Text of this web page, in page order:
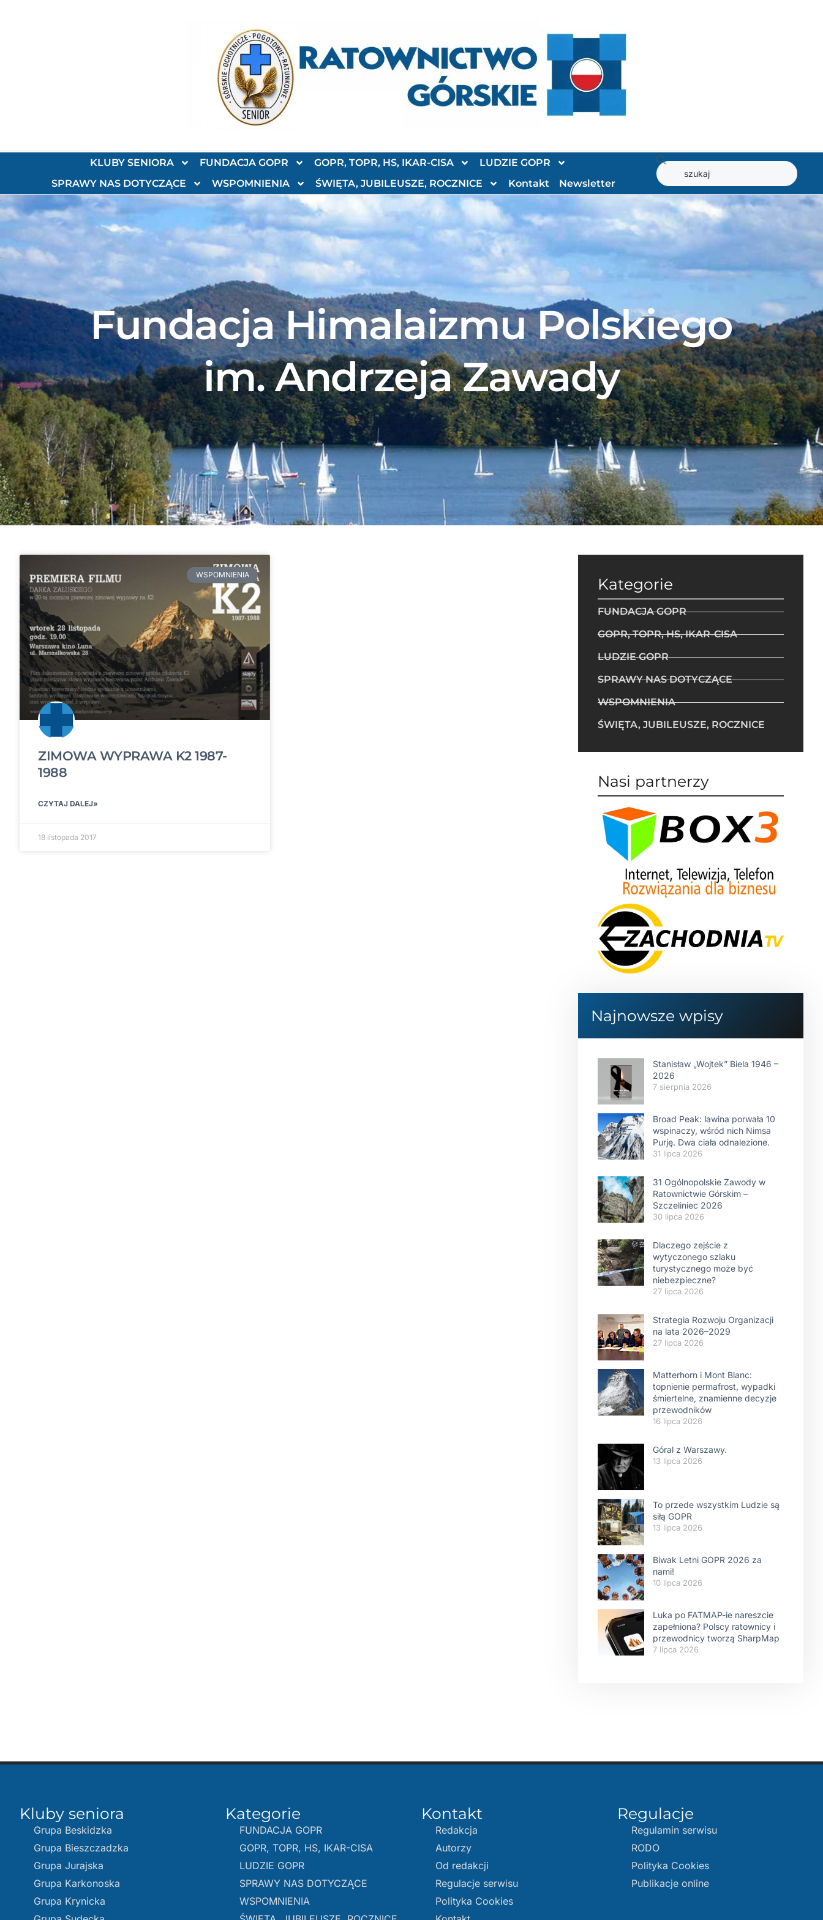
KLUBY SENIORA FUNDACJA GOPR GOPR, TOPR, HS, IKAR-CISA
LUDZIE GOPR
SPRAWY NAS DOTYCZĄCE
WSPOMNIENIA ŚWIĘTA, JUBILEUSZE, ROCZNICE Kontakt Newsletter
Fundacja Himalaizmu Polskiego
im. Andrzeja Zawady
WSPOMNIENIA
ZIMOWA WYPRAWA K2 1987-
1988
CZYTAJ DALEJ»
18 listopada 2017
Kategorie
FUNDACJA GOPR
GOPR, TOPR, HS, IKAR-CISA
LUDZIE GOPR
SPRAWY NAS DOTYCZĄCE
WSPOMNIENIA
ŚWIĘTA, JUBILEUSZE, ROCZNICE
Nasi partnerzy
Najnowsze wpisy
Stanisław „Wojtek” Biela 1946 –
2026
7 sierpnia 2026
Broad Peak: lawina porwała 10
wspinaczy, wśród nich Nimsa
Purję. Dwa ciała odnalezione.
31 lipca 2026
31 Ogólnopolskie Zawody w
Ratownictwie Górskim –
Szczeliniec 2026
30 lipca 2026
Dlaczego zejście z
wytyczonego szlaku
turystycznego może być
niebezpieczne?
27 lipca 2026
Strategia Rozwoju Organizacji
na lata 2026–2029
27 lipca 2026
Matterhorn i Mont Blanc:
topnienie permafrost, wypadki
śmiertelne, znamienne decyzje
przewodników
16 lipca 2026
Góral z Warszawy.
13 lipca 2026
To przede wszystkim Ludzie są
siłą GOPR
13 lipca 2026
Biwak Letni GOPR 2026 za
nami!
10 lipca 2026
Luka po FATMAP-ie nareszcie
zapełniona? Polscy ratownicy i
przewodnicy tworzą SharpMap
7 lipca 2026
Kluby seniora
Grupa Beskidzka​
Grupa Bieszczadzka
Grupa Jurajska
Grupa Karkonoska
Grupa Krynicka
Kategorie
FUNDACJA GOPR
GOPR, TOPR, HS, IKAR-CISA
LUDZIE GOPR
SPRAWY NAS DOTYCZĄCE
WSPOMNIENIA
Kontakt
Redakcja
Autorzy
Od redakcji
Regulacje serwisu
Polityka Cookies
Regulacje
Regulamin serwisu
RODO
Polityka Cookies
Publikacje online